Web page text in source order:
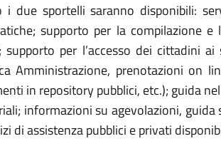
i due sportelli saranno disponibili:
supporto per la compilazione
supporto per l’accesso dei cittadini
Amministrazione, prenotazioni on
in repository pubblici, etc.); guida
informazioni su agevolazioni,
di assistenza pubblici e privati